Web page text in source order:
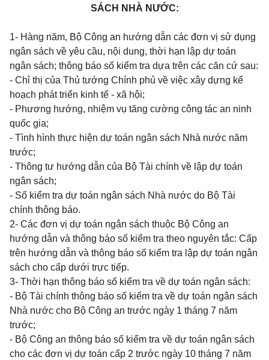
SÁCH NHÀ NƯỚC:
1- Hàng năm, Bộ Công an hướng dẫn các đơn vị sử dụng
ngân sách về yêu cầu, nội dung, thời hạn lập dự toán
ngân sách; thông báo số kiểm tra dựa trên các căn cứ sau:
- Chỉ thị của Thủ tướng Chính phủ về việc xây dựng kế
hoạch phát triển kinh tế - xã hội;
- Phương hướng, nhiệm vụ tăng cường công tác an ninh
quốc gia;
- Tình hình thực hiện dự toán ngân sách Nhà nước năm
trước;
- Thông tư hướng dẫn của Bộ Tài chính về lập dự toán
ngân sách;
- Số kiểm tra dự toán ngân sách Nhà nước do Bộ Tài
chính thông báo.
2- Các đơn vị dự toán ngân sách thuộc Bộ Công an
hướng dẫn và thông báo số kiểm tra theo nguyên tắc: Cấp
trên hướng dẫn và thông báo số kiểm tra lập dự toán ngân
sách cho cấp dưới trực tiếp.
3- Thời hạn thông báo số kiểm tra về dự toán ngân sách:
- Bộ Tài chính thông báo số kiểm tra về dự toán ngân sách
Nhà nước cho Bộ Công an trước ngày 1 tháng 7 năm
trước;
- Bộ Công an thông báo số kiểm tra về dự toán ngân sách
cho các đơn vị dự toán cấp 2 trước ngày 10 tháng 7 năm